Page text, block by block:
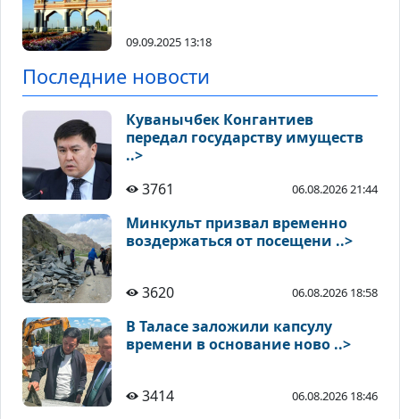
09.09.2025 13:18
Последние новости
Куванычбек Конгантиев
передал государству имуществ
..>
3761
06.08.2026 21:44
Минкульт призвал временно
воздержаться от посещени ..>
3620 06.08.2026 18:58
В Таласе заложили капсулу
времени в основание ново ..>
3414 06.08.2026 18:46